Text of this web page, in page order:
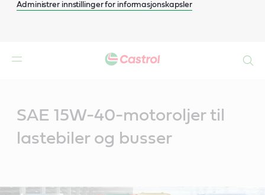
Administrer innstillinger for informasjonskapsler
SAE 15W-40-motoroljer til
lastebiler og busser